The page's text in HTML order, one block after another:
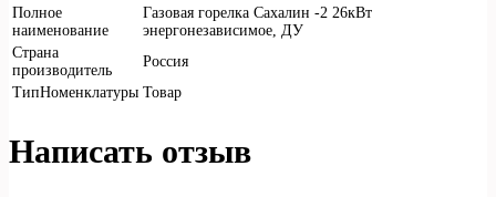
Полное
наименование
Газовая горелка Сахалин -2 26кВт
энергонезависимое, ДУ
Страна
производитель
Россия
ТипНоменклатуры Товар
Написать отзыв